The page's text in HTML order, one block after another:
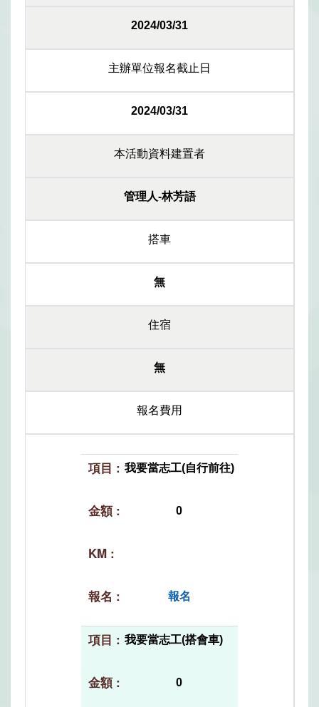
2024/03/31
主辦單位報名截止日
2024/03/31
本活動資料建置者
管理人-林芳語
搭車
無
住宿
無
報名費用
我要當志工(自行前往)
0
報名
我要當志工(搭會車)
0